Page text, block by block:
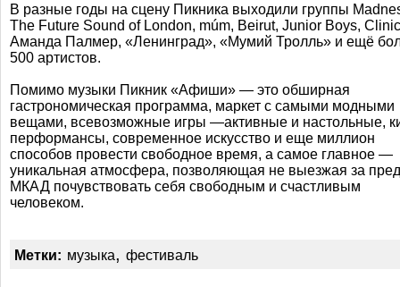
В разные годы на сцену Пикника выходили группы
The Future Sound of London, múm, Beirut, Junior Boys,
Аманда Палмер, «Ленинград», «Мумий Тролль» и ещё
500 артистов.
Помимо музыки Пикник «Афиши» — это обширная
гастрономическая программа, маркет с самыми модными
вещами, всевозможные игры —активные и настольные,
перформансы, современное искусство и еще миллион
способов провести свободное время, а самое главное —
уникальная атмосфера, позволяющая не выезжая за
МКАД почувствовать себя свободным и счастливым
человеком.
Метки: музыка, фестиваль